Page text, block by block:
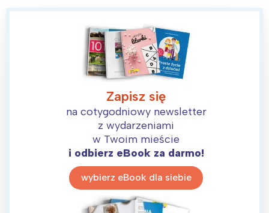
Zapisz się
na cotygodniowy newsletter
z wydarzeniami
w Twoim mieście
i odbierz eBook za darmo!
wybierz eBook dla siebie